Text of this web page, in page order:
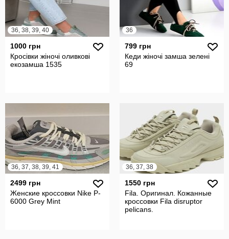
36, 38, 39, 40
1000 грн
Кросівки жіночі оливкові
екозамша 1535
36
799 грн
Кеди жіночі замша зелені
69
36, 37, 38, 39, 41
2499 грн
Женские кроссовки Nike P-
6000 Grey Mint
36, 37, 38
1550 грн
Fila. Оригинал. Кожанные
кроссовки Fila disruptor
pelicans.